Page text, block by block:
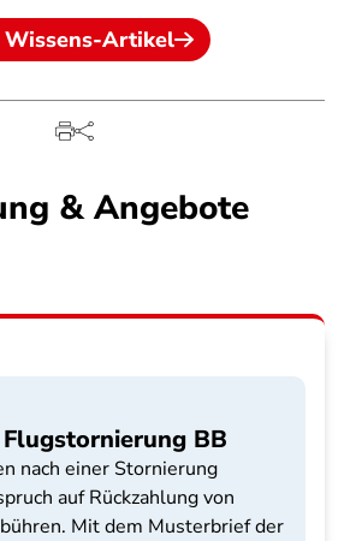
Artikel
& Angebote
BB
nach einer Stornierung
auf Rückzahlung von
Mit dem Musterbrief der